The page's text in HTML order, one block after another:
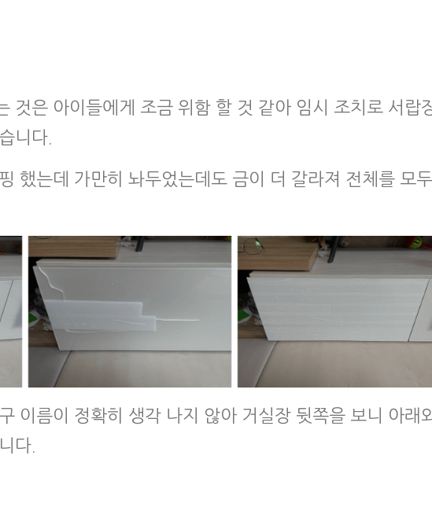
것은 아이들에게 조금 위함 할 것 같아 임시 조치로 서랍
니다.
했는데 가만히 놔두었는데도 금이 더 갈라져 전체를 모두
이름이 정확히 생각 나지 않아 거실장 뒷쪽을 보니 아래
다.